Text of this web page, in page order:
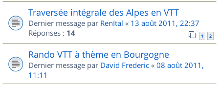
Traversée intégrale des Alpes en VTT
Dernier message par RenItal « 13 août 2011, 22:37
Réponses : 14 1 2
Rando VTT à thème en Bourgogne
Dernier message par David Frederic « 08 août 2011,
11:11